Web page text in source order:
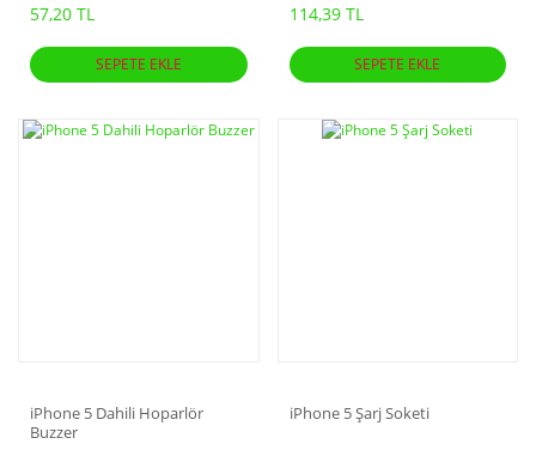
57,20 TL
SEPETE EKLE
114,39 TL
SEPETE EKLE
iPhone 5 Dahili Hoparlör
Buzzer
iPhone 5 Şarj Soketi